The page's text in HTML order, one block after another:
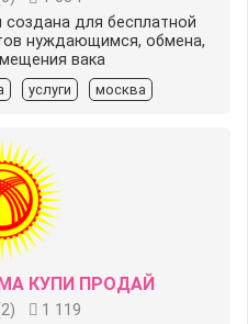
создана для бесплатной
нуждающимся, обмена,
вака
услуги москва
КУПИ ПРОДАЙ
2)
1 119